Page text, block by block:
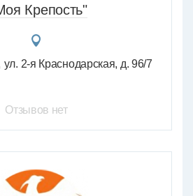
Крепость"
ул. 2-я Краснодарская, д. 96/7
Отзывов нет